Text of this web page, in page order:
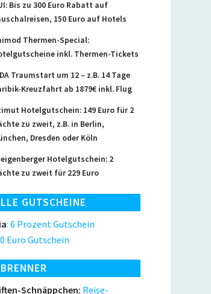
Bis zu 300 Euro Rabatt auf
150 Euro auf Hotels
Thermen-Special:
inkl. Thermen-Tickets
Traumstart um 12 – z.B. 14 Tage
Kreuzfahrt ab 1879€ inkl. Flug
Hotelgutschein: 149 Euro für 2
zu zweit, z.B. in Berlin,
Dresden oder Köln
Hotelgutschein: 2
zu zweit für 229 Euro
GUTSCHEINE
: 6 Prozent Gutschein
Euro Gutschein
Schnäppchen: Reise-